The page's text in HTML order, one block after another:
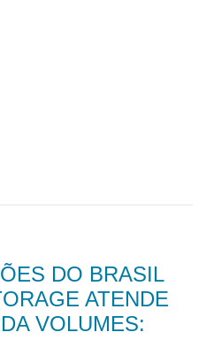
DO BRASIL
ATENDE
VOLUMES: